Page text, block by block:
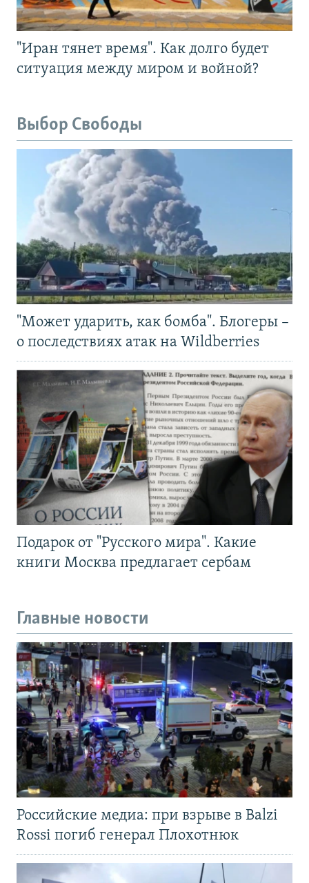
"Иран тянет время". Как долго будет
ситуация между миром и войной?
Выбор Свободы
"Может ударить, как бомба". Блогеры –
о последствиях атак на Wildberries
Подарок от "Русского мира". Какие
книги Москва предлагает сербам
Главные новости
Российские медиа: при взрыве в Balzi
Rossi погиб генерал Плохотнюк